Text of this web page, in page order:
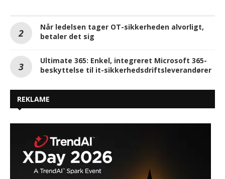
Når ledelsen tager OT-sikkerheden alvorligt,
betaler det sig
Ultimate 365: Enkel, integreret Microsoft 365-
beskyttelse til it-sikkerhedsdriftsleverandører
REKLAME